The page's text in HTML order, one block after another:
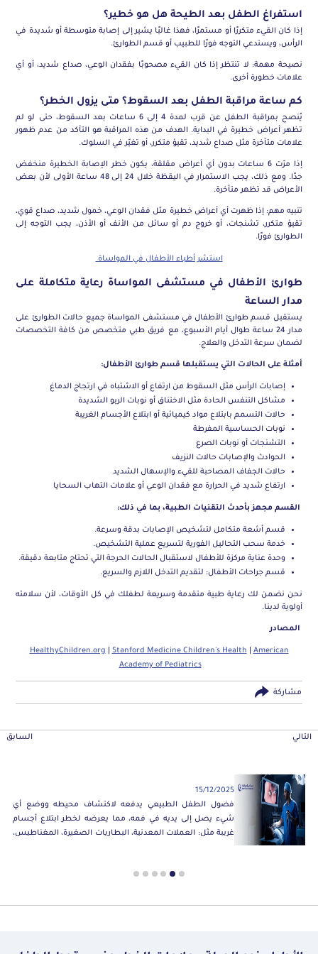
استفراغ الطفل بعد الطيحة هل هو خطير؟
إذا كان القيء متكررًا أو مستمرًا، فهذا غالبًا يشير إلى إصابة متوسطة أو شديدة في
الرأس، ويستدعي التوجه فورًا للطبيب أو قسم الطوارئ.
نصيحة مهمة: لا تنتظر إذا كان القيء مصحوبًا بفقدان الوعي، صداع شديد، أو أي
علامات خطورة أخرى.
كم ساعة مراقبة الطفل بعد السقوط؟ متى يزول الخطر؟
يُنصح بمراقبة الطفل عن قرب لمدة 4 إلى 6 ساعات بعد السقوط، حتى لو لم
تظهر أعراض خطيرة في البداية. الهدف من هذه المراقبة هو التأكد من عدم ظهور
علامات متأخرة مثل صداع شديد، تقيؤ متكرر، أو تغيّر في السلوك.
إذا مرّت 6 ساعات بدون أي أعراض مقلقة، يكون خطر الإصابة الخطيرة منخفض
جدًا. ومع ذلك، يجب الاستمرار في اليقظة خلال 24 إلى 48 ساعة الأولى لأن بعض
الأعراض قد تظهر متأخرة.
تنبيه مهم: إذا ظهرت أي أعراض خطيرة مثل فقدان الوعي، خمول شديد، صداع قوي،
تقيؤ متكرر، تشنجات، أو خروج دم أو سائل من الأنف أو الأذن، يجب التوجه إلى
الطوارئ فورًا.
استشر أطباء الأطفال في المواساة
طوارئ الأطفال في مستشفى المواساة رعاية متكاملة على
مدار الساعة
يستقبل قسم طوارئ الأطفال في مستشفى المواساة جميع حالات الطوارئ على
مدار 24 ساعة طوال أيام الأسبوع، مع فريق طبي متخصص من كافة التخصصات
لضمان سرعة التدخل والعلاج.
أمثلة على الحالات التي يستقبلها قسم طوارئ الأطفال:
إصابات الرأس مثل السقوط من ارتفاع أو الاشتباه في ارتجاج الدماغ
مشاكل التنفس الحادة مثل الاختناق أو نوبات الربو الشديدة
حالات التسمم بابتلاع مواد كيميائية أو ابتلاع الأجسام الغريبة
نوبات الحساسية المفرطة
التشنجات أو نوبات الصرع
الحوادث والإصابات حالات النزيف
حالات الجفاف المصاحبة للقيء والإسهال الشديد
ارتفاع شديد في الحرارة مع فقدان الوعي أو علامات التهاب السحايا
القسم مجهز بأحدث التقنيات الطبية، بما في ذلك:
قسم أشعة متكامل لتشخيص الإصابات بدقة وسرعة.
خدمة سحب التحاليل الفورية لتسريع عملية التشخيص.
وحدة عناية مركزة للأطفال لاستقبال الحالات الحرجة التي تحتاج متابعة دقيقة.
قسم جراحات الأطفال: لتقديم التدخل اللازم والسريع.
نحن نضمن لك رعاية طبية متقدمة وسريعة لطفلك في كل الأوقات، لأن سلامته
أولوية لدينا.
المصادر
HealthyChildren.org Stanford Medicine Children's Health
American
Academy of Pediatrics
مشاركة
التالي السابق
15/12/2025
فضول الطفل الطبيعي يدفعه لاكتشاف محيطه ووضع أي
شيء يصل إلى يديه في فمه، مما يعرضه لخطر ابتلاع أجسام
غريبة مثل: العملات المعدنية، البطاريات الصغيرة، المغناطيس،
إذا لم يتم التعامل معها بسرعة واحترافية. فإذا لاحظت أن
(طوارئ الأطفال بمستشفى المواساة 24/7)